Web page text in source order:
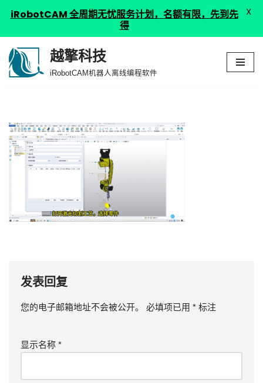
跳
越擎科技
iRobotCAM机器人离线编程软件
发表回复
您的电子邮箱地址不会被公开。 必填项已用 * 标注
显示名称 *
iRobotCAM 全周期无忧服务计划，名额有限，先到先
得
X